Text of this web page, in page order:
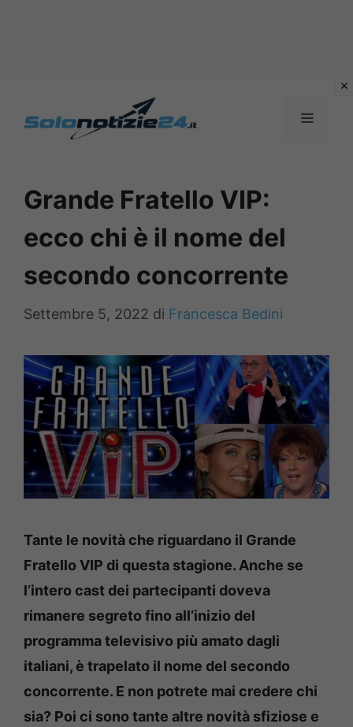
MENU
Grande Fratello VIP:
ecco chi è il nome del
secondo concorrente
Settembre 5, 2022 di Francesca Bedini
Tante le novità che riguardano il Grande
Fratello VIP di questa stagione. Anche se
l’intero cast dei partecipanti doveva
rimanere segreto fino all’inizio del
programma televisivo più amato dagli
italiani, è trapelato il nome del secondo
concorrente. E non potrete mai credere chi
sia? Poi ci sono tante altre novità sfiziose e